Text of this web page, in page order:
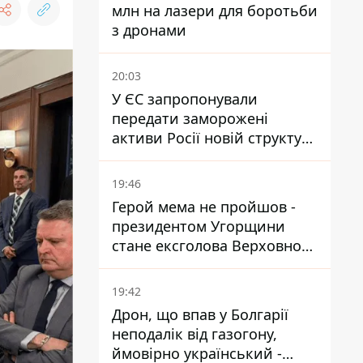
млн на лазери для боротьби
з дронами
20:03
У ЄС запропонували
передати заморожені
активи Росії новій структурі
блоку
19:46
Герой мема не пройшов -
президентом Угорщини
стане ексголова Верховного
Суду, якого критикував
Орбан
19:42
Дрон, що впав у Болгарії
неподалік від газогону,
ймовірно український -